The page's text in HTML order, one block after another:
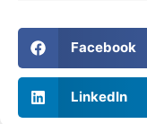
Facebook
LinkedIn